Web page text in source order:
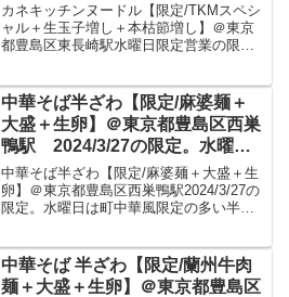
長崎駅 水曜日限定営業の限定メ
ニュー。ゴールデンタイガーさん
公認のリスペクトメニュー。カネ
かけめんをいただきました。
カネキッチンヌードル【限定/TKMスペシ
ャル＋生玉子増し＋本枯節増し】＠東京
都豊島区東長崎駅水曜日限定営業の限定
んのも美味しいたまごかけめんをいただ
きました。カネキッチ...
中華そば半ざわ【限定/麻婆麺＋
大盛＋生卵】＠東京都豊島区西巣
鴨駅 2024/3/27の限定。水曜日
は町中華風限定の多い半ざわさん
にて麻婆麺を。先日もいただきま
したが辛さ痺れが程よく感じられ
広がりますね！非常に美味しい麻
婆麺をいただきました。
中華そば半ざわ【限定/麻婆麺＋大盛＋生
卵】＠東京都豊島区西巣鴨駅2024/3/27の
限定。水曜日は町中華風限定の多い半ざ
慣れてくると抜群に旨味が広がります
ね！非常に美味...
中華そば 半ざわ【限定/蘭州牛肉
麺＋大盛＋生卵】＠東京都豊島区